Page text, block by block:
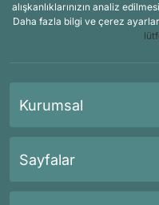
alışkanlıklarınızın analiz
Daha fazla bilgi ve çerez
Kurumsal
Sayfalar